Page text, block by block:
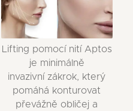
Lifting pomocí nití Aptos
je minimálně
invazivní zákrok, který
pomáhá konturovat
převážně obličej a